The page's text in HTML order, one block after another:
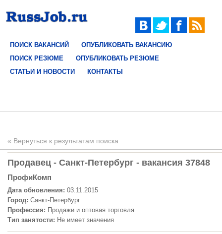
ПОИСК ВАКАНСИЙ
ОПУБЛИКОВАТЬ ВАКАНСИЮ
ПОИСК РЕЗЮМЕ
ОПУБЛИКОВАТЬ РЕЗЮМЕ
СТАТЬИ И НОВОСТИ
КОНТАКТЫ
« Вернуться к результатам поиска
Продавец - Санкт-Петербург - вакансия 37848
ПрофиКомп
Дата обновления: 03.11.2015
Город: Санкт-Петербург
Профессия: Продажи и оптовая торговля
Тип занятости: Не имеет значения